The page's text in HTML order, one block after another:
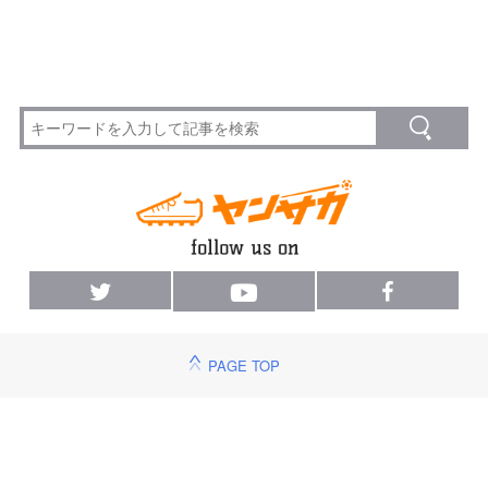
PAGE TOP